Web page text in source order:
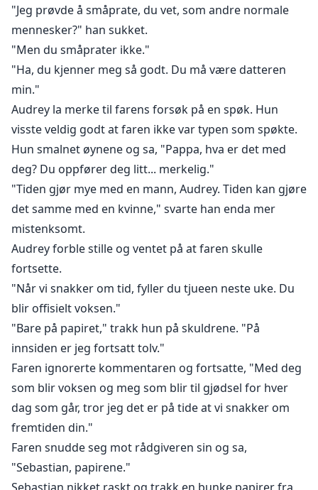
"Jeg prøvde å småprate, du vet, som andre normale
mennesker?" han sukket.
"Men du småprater ikke."
"Ha, du kjenner meg så godt. Du må være datteren
min."
Audrey la merke til farens forsøk på en spøk. Hun
visste veldig godt at faren ikke var typen som spøkte.
Hun smalnet øynene og sa, "Pappa, hva er det med
deg? Du oppfører deg litt... merkelig."
"Tiden gjør mye med en mann, Audrey. Tiden kan gjøre
det samme med en kvinne," svarte han enda mer
mistenksomt.
Audrey forble stille og ventet på at faren skulle
fortsette.
"Når vi snakker om tid, fyller du tjueen neste uke. Du
blir offisielt voksen."
"Bare på papiret," trakk hun på skuldrene. "På
innsiden er jeg fortsatt tolv."
Faren ignorerte kommentaren og fortsatte, "Med deg
som blir voksen og meg som blir til gjødsel for hver
dag som går, tror jeg det er på tide at vi snakker om
fremtiden din."
Faren snudde seg mot rådgiveren sin og sa,
"Sebastian, papirene."